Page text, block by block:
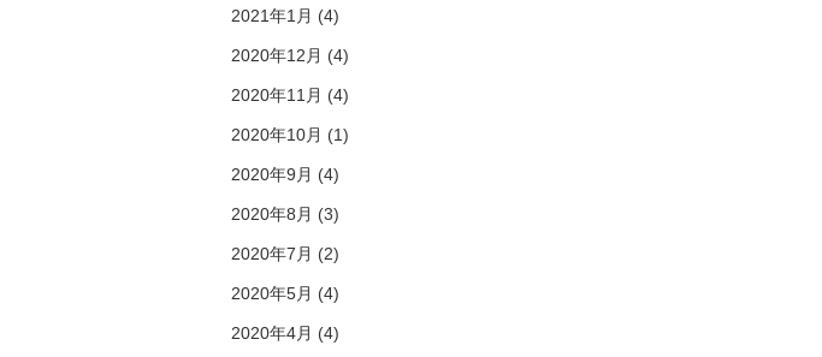
2021年1月 (4)
2020年12月 (4)
2020年11月 (4)
2020年10月 (1)
2020年9月 (4)
2020年8月 (3)
2020年7月 (2)
2020年5月 (4)
2020年4月 (4)